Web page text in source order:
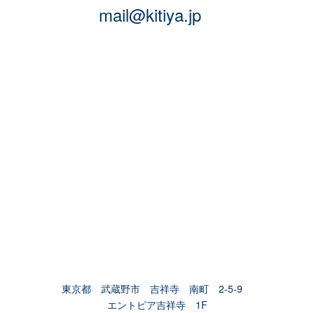
mail@kitiya.jp
東京都 武蔵野市 吉祥寺 南町 2-5-9
エントピア吉祥寺 1F